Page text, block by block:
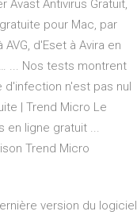
Avast Antivirus Gratuit,
pour Mac‚ par
d'Eset à Avira en
... Nos tests montrent
d'infection n'est pas nul
| Trend Micro Le
en ligne gratuit ...
Trend Micro
version du logiciel